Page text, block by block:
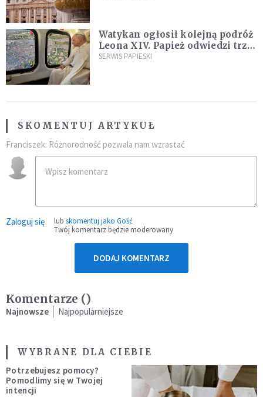
Watykan ogłosił kolejną podróż
Leona XIV. Papież odwiedzi trzy
kraje Ameryki Południowej
SERWIS PAPIESKI
SKOMENTUJ ARTYKUŁ
Franciszek: Różnorodność pozwala nam wzrastać
Zaloguj się lub skomentuj jako Gość
Twój komentarz będzie moderowany
DODAJ KOMENTARZ
Komentarze ()
Najnowsze Najpopularniejsze
WYBRANE DLA CIEBIE
Potrzebujesz pomocy?
Pomodlimy się w Twojej
intencji